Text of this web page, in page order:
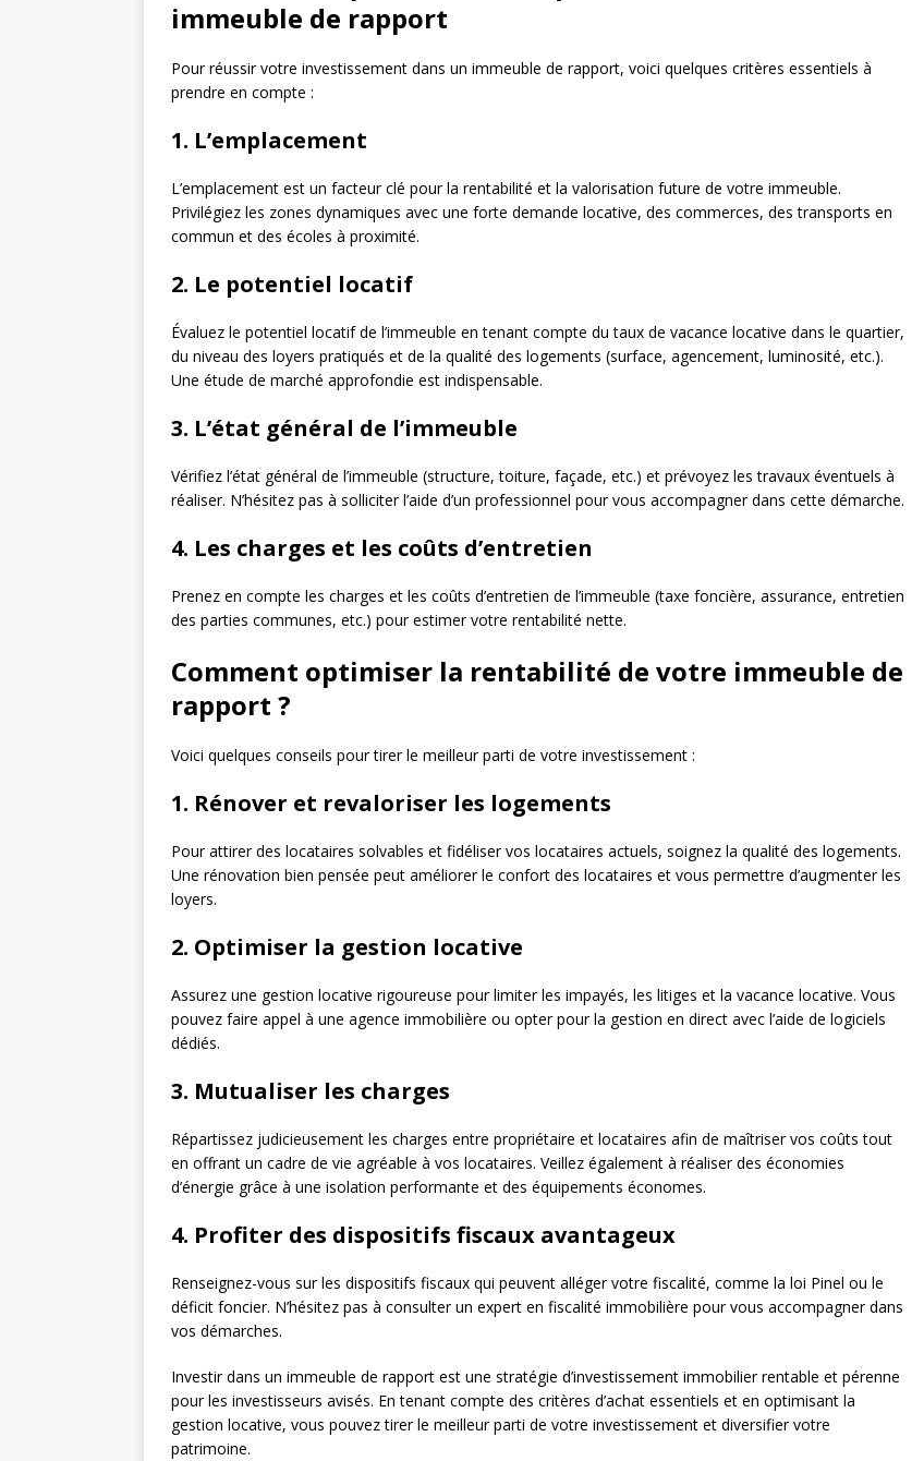
immeuble de rapport
Pour réussir votre investissement dans un immeuble de rapport, voici quelques critères essentiels à
prendre en compte :
1. L’emplacement
L’emplacement est un facteur clé pour la rentabilité et la valorisation future de votre immeuble.
Privilégiez les zones dynamiques avec une forte demande locative, des commerces, des transports en
commun et des écoles à proximité.
2. Le potentiel locatif
Évaluez le potentiel locatif de l’immeuble en tenant compte du taux de vacance locative dans le quartier,
du niveau des loyers pratiqués et de la qualité des logements (surface, agencement, luminosité, etc.).
Une étude de marché approfondie est indispensable.
3. L’état général de l’immeuble
Vérifiez l’état général de l’immeuble (structure, toiture, façade, etc.) et prévoyez les travaux éventuels à
réaliser. N’hésitez pas à solliciter l’aide d’un professionnel pour vous accompagner dans cette démarche.
4. Les charges et les coûts d’entretien
Prenez en compte les charges et les coûts d’entretien de l’immeuble (taxe foncière, assurance, entretien
des parties communes, etc.) pour estimer votre rentabilité nette.
Comment optimiser la rentabilité de votre immeuble de
rapport ?
Voici quelques conseils pour tirer le meilleur parti de votre investissement :
1. Rénover et revaloriser les logements
Pour attirer des locataires solvables et fidéliser vos locataires actuels, soignez la qualité des logements.
Une rénovation bien pensée peut améliorer le confort des locataires et vous permettre d’augmenter les
loyers.
2. Optimiser la gestion locative
Assurez une gestion locative rigoureuse pour limiter les impayés, les litiges et la vacance locative. Vous
pouvez faire appel à une agence immobilière ou opter pour la gestion en direct avec l’aide de logiciels
dédiés.
3. Mutualiser les charges
Répartissez judicieusement les charges entre propriétaire et locataires afin de maîtriser vos coûts tout
en offrant un cadre de vie agréable à vos locataires. Veillez également à réaliser des économies
d’énergie grâce à une isolation performante et des équipements économes.
4. Profiter des dispositifs fiscaux avantageux
Renseignez-vous sur les dispositifs fiscaux qui peuvent alléger votre fiscalité, comme la loi Pinel ou le
déficit foncier. N’hésitez pas à consulter un expert en fiscalité immobilière pour vous accompagner dans
vos démarches.
Investir dans un immeuble de rapport est une stratégie d’investissement immobilier rentable et pérenne
pour les investisseurs avisés. En tenant compte des critères d’achat essentiels et en optimisant la
gestion locative, vous pouvez tirer le meilleur parti de votre investissement et diversifier votre
patrimoine.